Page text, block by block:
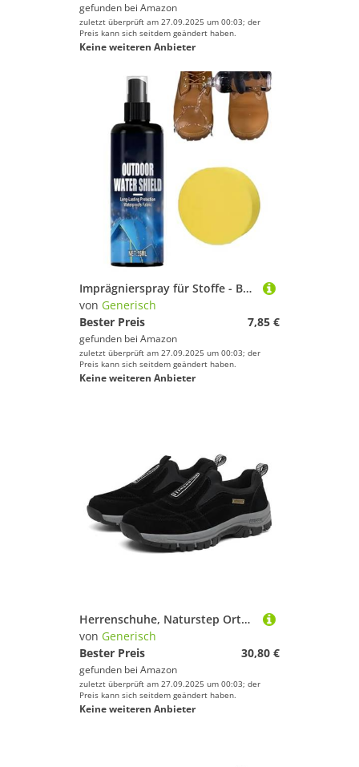
gefunden bei Amazon
zuletzt überprüft am 27.09.2025 um 00:03; der
Preis kann sich seitdem geändert haben.
Keine weiteren Anbieter
Imprägnierspray für Stoffe - Bootsverdeck Regenschutz Beschichtung | Tragbarer Regenschutz Für Schuhe Sneaker Leder Zelte - Outdoor Ausrüstung Textil Leder
von Generisch
Bester Preis
7,85 €
gefunden bei Amazon
zuletzt überprüft am 27.09.2025 um 00:03; der
Preis kann sich seitdem geändert haben.
Keine weiteren Anbieter
Herrenschuhe, Naturstep Orthopädische Schuhe Herren Damen- Orthomotion Unisex Ergonomischer Schuh Zur Schmerzlinderung Orthofit Orthopädische Schuhe Herren Outdoor Wanderschuhe Komfortschuhe Turnschuh
von Generisch
Bester Preis
30,80 €
gefunden bei Amazon
zuletzt überprüft am 27.09.2025 um 00:03; der
Preis kann sich seitdem geändert haben.
Keine weiteren Anbieter